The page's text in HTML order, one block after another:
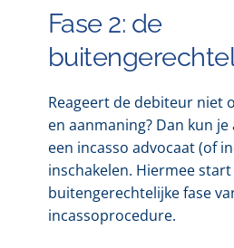
Fase 2: de
Reageert de debiteur niet
en aanmaning? Dan kun
een incasso advocaat (of
inschakelen. Hiermee
buitengerechtelijke fase
incassoprocedure.